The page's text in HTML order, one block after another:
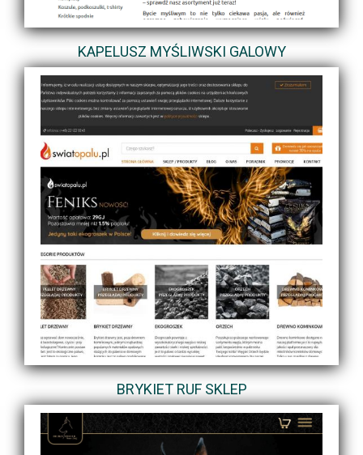
KAPELUSZ MYŚLIWSKI GALOWY
BRYKIET RUF SKLEP